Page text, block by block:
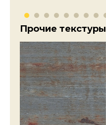
Прочие текстуры